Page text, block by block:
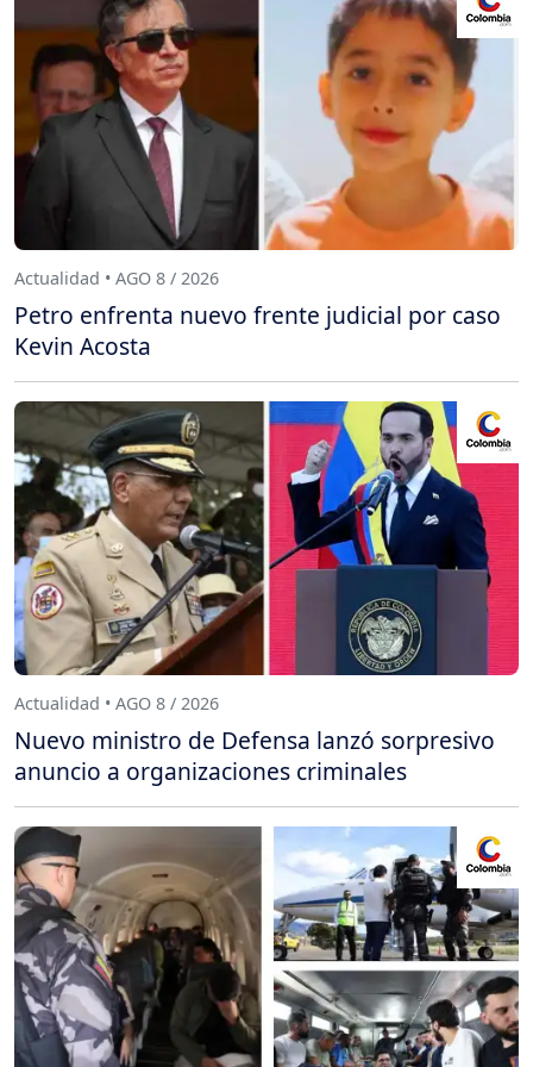
Actualidad • AGO 8 / 2026
Petro enfrenta nuevo frente judicial por caso
Kevin Acosta
Actualidad • AGO 8 / 2026
Nuevo ministro de Defensa lanzó sorpresivo
anuncio a organizaciones criminales